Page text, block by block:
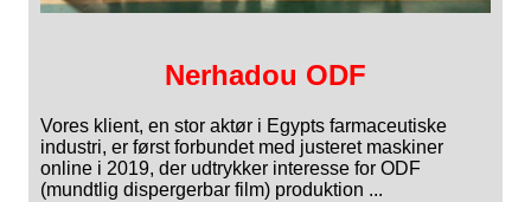
Nerhadou ODF
Vores klient, en stor aktør i Egypts farmaceutiske
industri, er først forbundet med justeret maskiner
online i 2019, der udtrykker interesse for ODF
(mundtlig dispergerbar film) produktion ...